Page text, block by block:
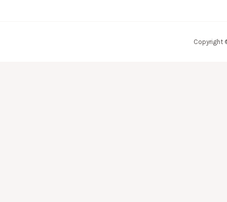
Copyright